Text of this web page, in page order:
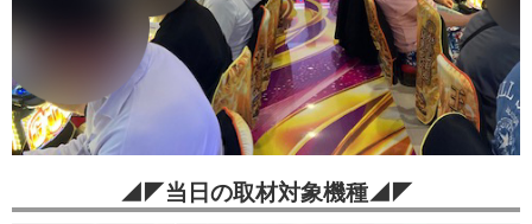
◢◤当日の取材対象機種◢◤